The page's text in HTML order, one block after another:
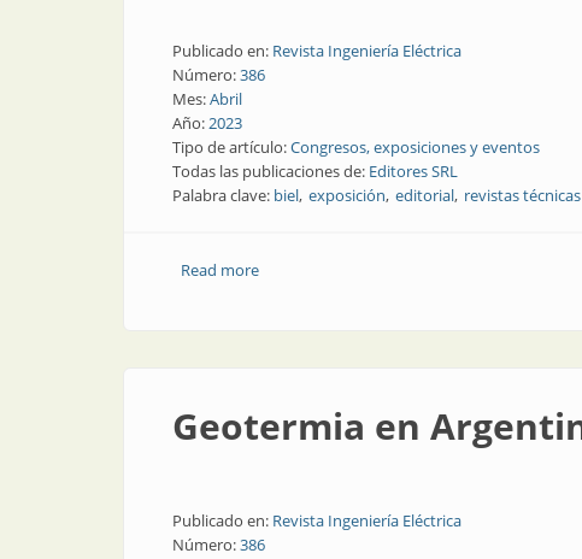
Publicado en: Revista Ingeniería Eléctrica
Número:386
Mes:Abril
Año:2023
Tipo de artículo:Congresos, exposiciones y eventos
Todas las publicaciones de: Editores SRL
Palabra clave: biel exposición editorial revistas técnicas
Read moreabout Nuestra editorial desplegó toda su
Geotermia en
Publicado en: Revista Ingeniería Eléctrica
Número:386